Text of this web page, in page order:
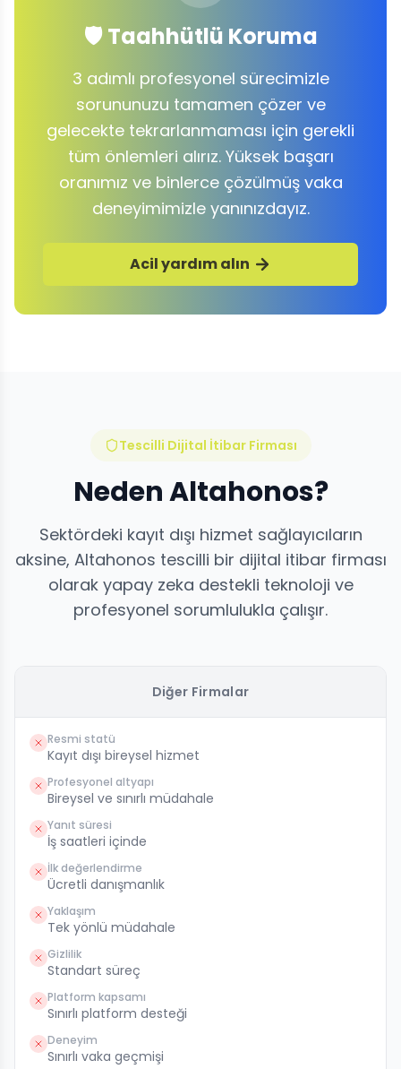
🛡️ Taahhütlü Koruma
3 adımlı profesyonel sürecimizle
sorununuzu tamamen çözer ve
gelecekte tekrarlanmaması için gerekli
tüm önlemleri alırız. Yüksek başarı
oranımız ve binlerce çözülmüş vaka
deneyimimizle yanınızdayız.
Acil yardım alın
Tescilli Dijital İtibar Firması
Neden Altahonos?
Sektördeki kayıt dışı hizmet sağlayıcıların
aksine, Altahonos tescilli bir dijital itibar firması
olarak yapay zeka destekli teknoloji ve
profesyonel sorumlulukla çalışır.
Diğer Firmalar
Resmi statü
Kayıt dışı bireysel hizmet
Profesyonel altyapı
Bireysel ve sınırlı müdahale
Yanıt süresi
İş saatleri içinde
İlk değerlendirme
Ücretli danışmanlık
Yaklaşım
Tek yönlü müdahale
Gizlilik
Standart süreç
Platform kapsamı
Sınırlı platform desteği
Deneyim
Sınırlı vaka geçmişi